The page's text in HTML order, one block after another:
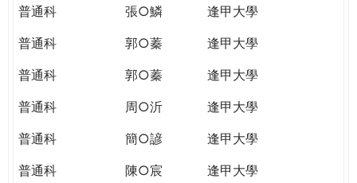
普通科
張○鱗
逢甲大學
普通科
郭○蓁
逢甲大學
普通科
郭○蓁
逢甲大學
普通科
周○沂
逢甲大學
普通科
簡○諺
逢甲大學
普通科
陳○宸 逢甲大學